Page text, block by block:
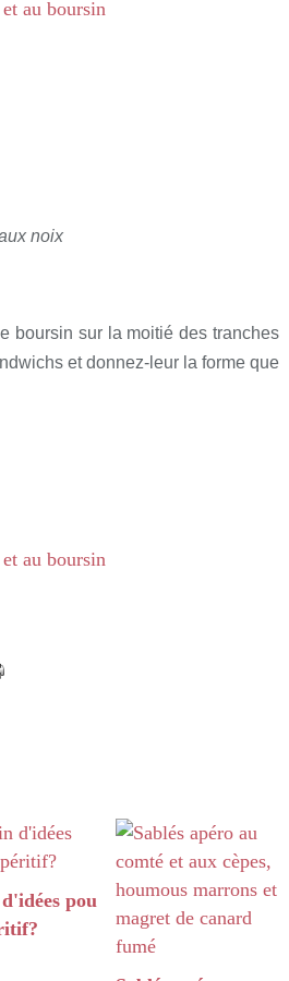
noix
boursin sur la moitié des tranches
et donnez-leur la forme que
pou